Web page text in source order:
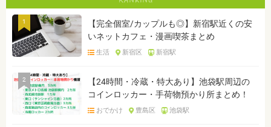
1
【完全個室/カップルも◎】新宿駅近くの安
いネットカフェ・漫画喫茶まとめ
生活 新宿区 新宿駅
2
【24時間・冷蔵・特大あり】池袋駅周辺の
コインロッカー・手荷物預かり所まとめ！
おでかけ 豊島区 池袋駅